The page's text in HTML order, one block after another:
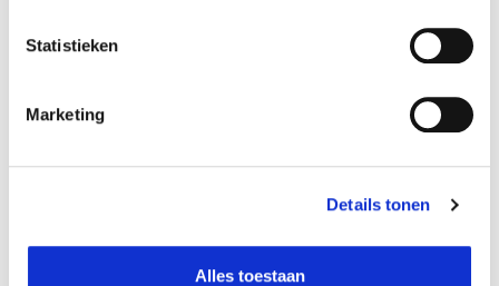
Statistieken
Marketing
Details tonen
Alles toestaan
Aarschot
In stock
Saint-Georges
In stock